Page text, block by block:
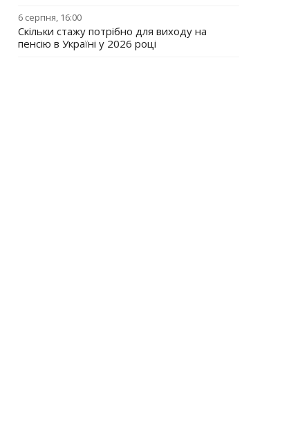
6 серпня, 16:00
Скільки стажу потрібно для виходу на
пенсію в Україні у 2026 році